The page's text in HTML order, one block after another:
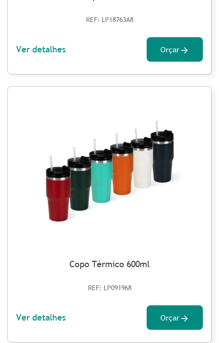
REF: LP18763A8
Ver detalhes Orçar
Copo Térmico 600ml
REF: LP091968
Ver detalhes Orçar